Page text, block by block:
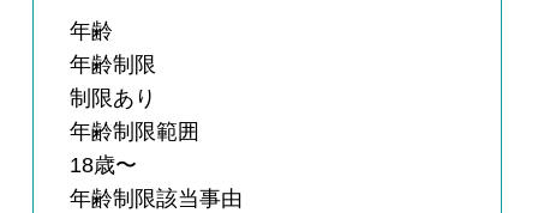
年齢
年齢制限
制限あり
年齢制限範囲
18歳〜
年齢制限該当事由